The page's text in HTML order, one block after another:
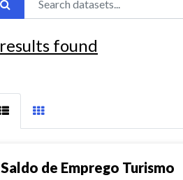
results found
Saldo de Emprego Turismo